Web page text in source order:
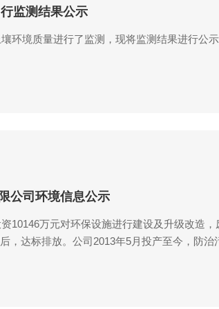
监测结果公示
环境质量进行了监测，现将监测结果进行公示
公司环境信息公示
10146万元对环保设施进行建设及升级改造
，达标排放。公司2013年5月投产至今，防治